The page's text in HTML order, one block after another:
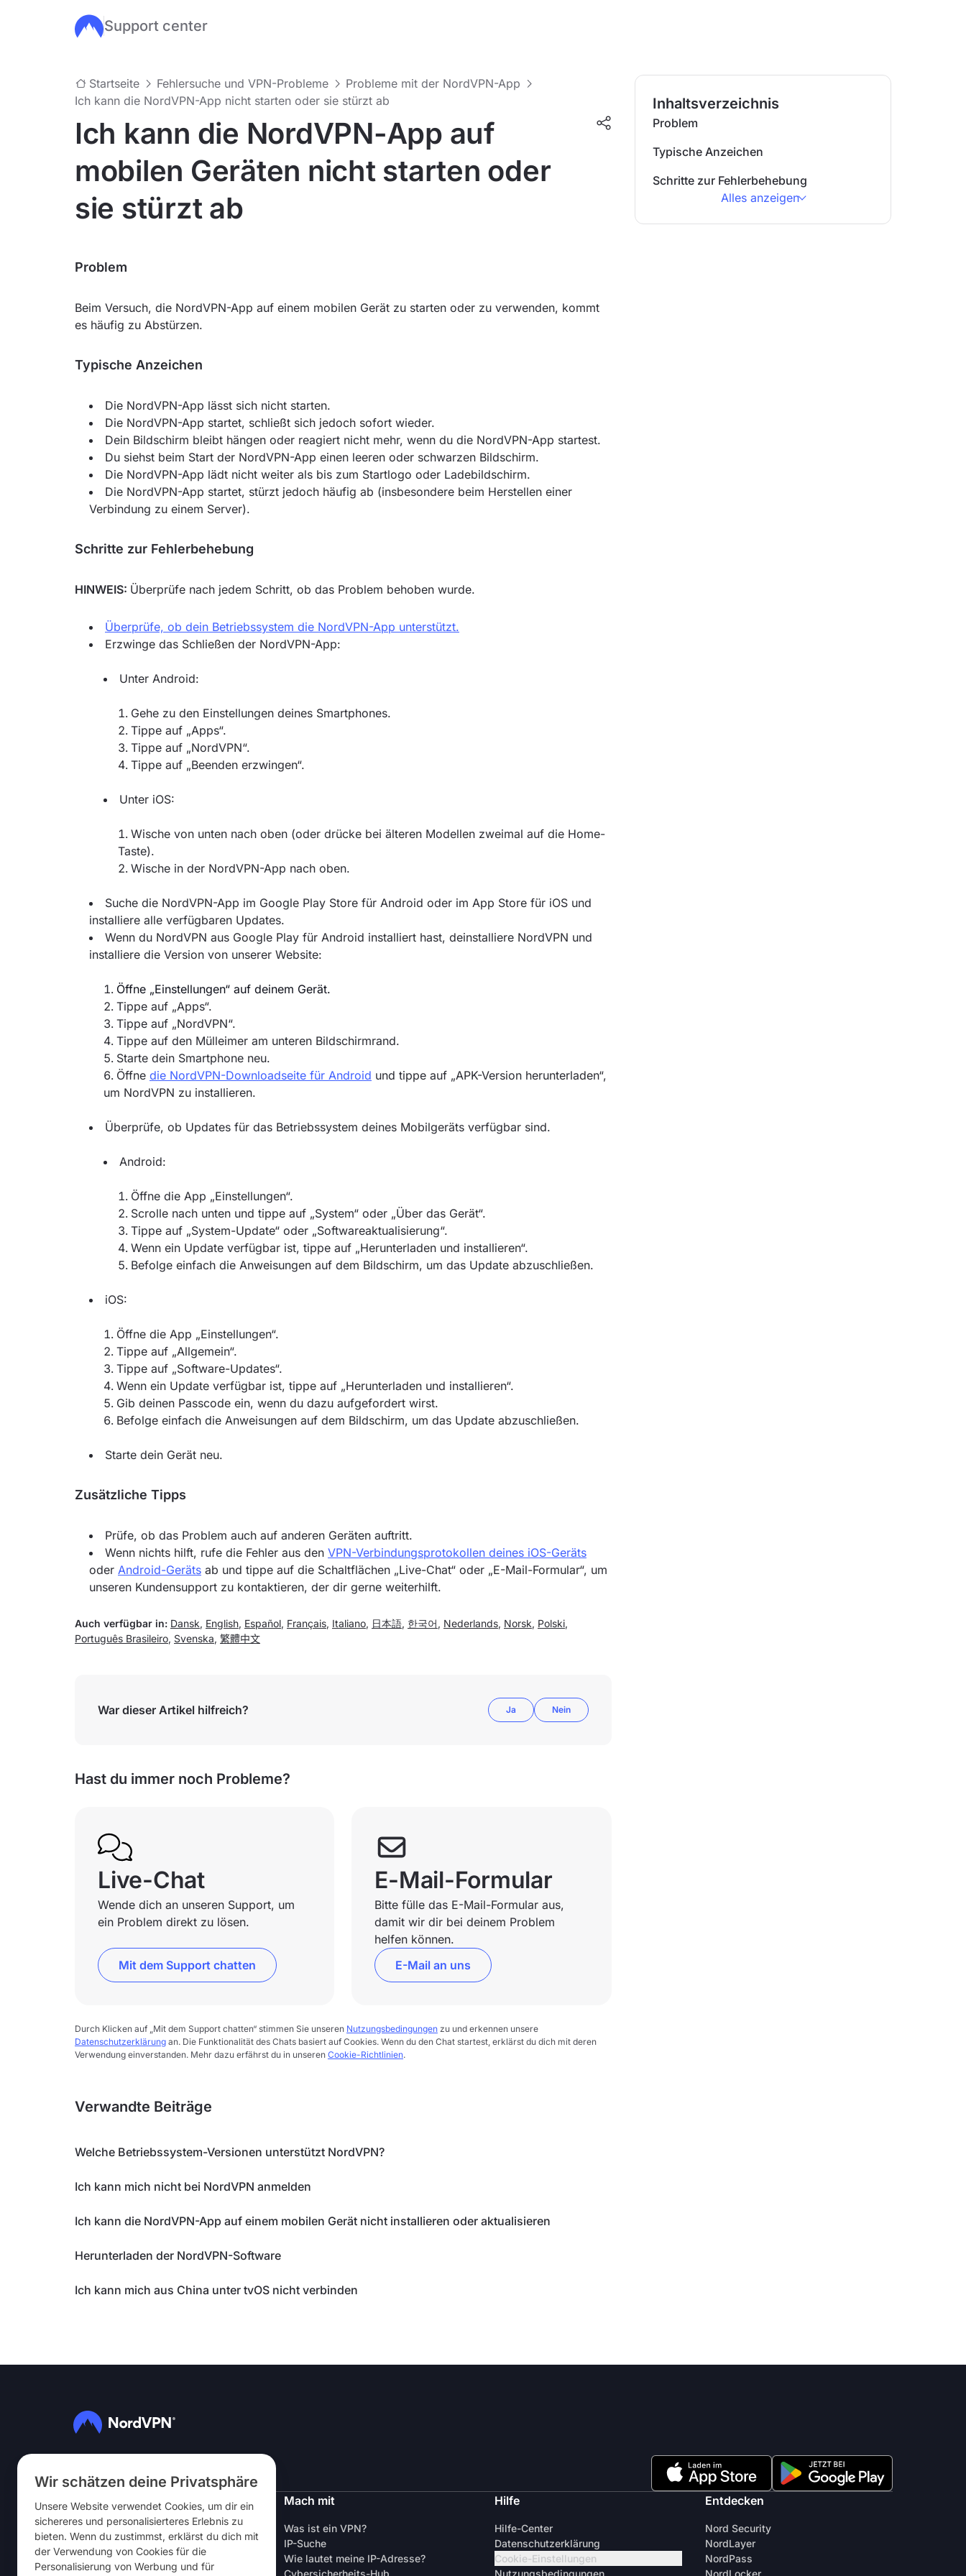
Wir schätzen deine Privatsphäre
Unsere Website verwendet Cookies, um dir ein
sichereres und personalisierteres Erlebnis zu
bieten. Wenn du zustimmst, erklärst du dich mit
der Verwendung von Cookies für die
Personalisierung von Werbung und für
Zum Hauptinhalt springen
Support center
Startseite Fehlersuche und VPN-Probleme
Probleme mit der NordVPN-App
Ich kann die NordVPN-App nicht starten oder sie stürzt ab
Ich kann die NordVPN-App auf
mobilen Geräten nicht starten oder
sie stürzt ab
Problem
Beim Versuch, die NordVPN-App auf einem mobilen Gerät zu starten oder zu verwenden, kommt
es häufig zu Abstürzen.
Typische Anzeichen
Die NordVPN-App lässt sich nicht starten.
Die NordVPN-App startet, schließt sich jedoch sofort wieder.
Dein Bildschirm bleibt hängen oder reagiert nicht mehr, wenn du die NordVPN-App startest.
Du siehst beim Start der NordVPN-App einen leeren oder schwarzen Bildschirm.
Die NordVPN-App lädt nicht weiter als bis zum Startlogo oder Ladebildschirm.
Die NordVPN-App startet, stürzt jedoch häufig ab (insbesondere beim Herstellen einer
Verbindung zu einem Server).
Schritte zur Fehlerbehebung
HINWEIS: Überprüfe nach jedem Schritt, ob das Problem behoben wurde.
Überprüfe, ob dein Betriebssystem die NordVPN-App unterstützt.
Erzwinge das Schließen der NordVPN-App:
Unter Android:
Gehe zu den Einstellungen deines Smartphones.
Tippe auf „Apps“.
Tippe auf „NordVPN“.
Tippe auf „Beenden erzwingen“.
Unter iOS:
Wische von unten nach oben (oder drücke bei älteren Modellen zweimal auf die Home-
Taste).
Wische in der NordVPN-App nach oben.
Suche die NordVPN-App im Google Play Store für Android oder im App Store für iOS und
installiere alle verfügbaren Updates.
Wenn du NordVPN aus Google Play für Android installiert hast, deinstalliere NordVPN und
installiere die Version von unserer Website:
Öffne „Einstellungen“ auf deinem Gerät.
Tippe auf „Apps“.
Tippe auf „NordVPN“.
Tippe auf den Mülleimer am unteren Bildschirmrand.
Starte dein Smartphone neu.
Öffne die NordVPN-Downloadseite für Android und tippe auf „APK-Version herunterladen“,
um NordVPN zu installieren.
Überprüfe, ob Updates für das Betriebssystem deines Mobilgeräts verfügbar sind.
Android:
Öffne die App „Einstellungen“.
Scrolle nach unten und tippe auf „System“ oder „Über das Gerät“.
Tippe auf „System-Update“ oder „Softwareaktualisierung“.
Wenn ein Update verfügbar ist, tippe auf „Herunterladen und installieren“.
Befolge einfach die Anweisungen auf dem Bildschirm, um das Update abzuschließen.
iOS:
Öffne die App „Einstellungen“.
Tippe auf „Allgemein“.
Tippe auf „Software-Updates“.
Wenn ein Update verfügbar ist, tippe auf „Herunterladen und installieren“.
Gib deinen Passcode ein, wenn du dazu aufgefordert wirst.
Befolge einfach die Anweisungen auf dem Bildschirm, um das Update abzuschließen.
Starte dein Gerät neu.
Zusätzliche Tipps
Prüfe, ob das Problem auch auf anderen Geräten auftritt.
Wenn nichts hilft, rufe die Fehler aus den VPN-Verbindungsprotokollen deines iOS-Geräts
oder Android-Geräts ab und tippe auf die Schaltflächen „Live-Chat“ oder „E-Mail-Formular“, um
unseren Kundensupport zu kontaktieren, der dir gerne weiterhilft.
Auch verfügbar in: Dansk, English, Español, Français, Italiano, 日本語, 한국어 , Nederlands, Norsk, Polski,
Português Brasileiro, Svenska, 繁體中文
War dieser Artikel hilfreich? Ja Nein
Hast du immer noch Probleme?
Live-Chat
Wende dich an unseren Support, um
ein Problem direkt zu lösen.
Mit dem Support chatten
E-Mail-Formular
Bitte fülle das E-Mail-Formular aus,
damit wir dir bei deinem Problem
helfen können.
E-Mail an uns
Durch Klicken auf „Mit dem Support chatten“ stimmen Sie unseren Nutzungsbedingungen zu und erkennen unsere
Datenschutzerklärung an. Die Funktionalität des Chats basiert auf Cookies. Wenn du den Chat startest, erklärst du dich mit deren
Verwendung einverstanden. Mehr dazu erfährst du in unseren Cookie-Richtlinien.
Verwandte Beiträge
Welche Betriebssystem-Versionen unterstützt NordVPN?
Ich kann mich nicht bei NordVPN anmelden
Ich kann die NordVPN-App auf einem mobilen Gerät nicht installieren oder aktualisieren
Herunterladen der NordVPN-Software
Ich kann mich aus China unter tvOS nicht verbinden
Inhaltsverzeichnis
Problem
Typische Anzeichen
Schritte zur Fehlerbehebung
Alles anzeigen
NordVPN
Über uns
Stellen
VPN gratis testen
VPN-Router
Mach mit
Was ist ein VPN?
IP-Suche
Wie lautet meine IP-Adresse?
Cybersicherheits-Hub
Hilfe
Hilfe-Center
Datenschutzerklärung
Cookie-Einstellungen
Nutzungsbedingungen
Entdecken
Nord Security
NordLayer
NordPass
NordLocker